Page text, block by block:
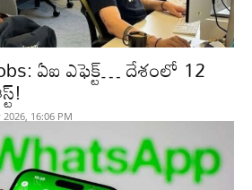
ఏఐ ఎఫెక్ట్‌… దేశంలో 12
16:06 PM